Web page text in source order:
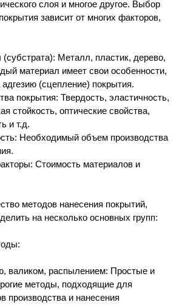
слоя и многое другое. Выбор
зависит от многих факторов,
Металл, пластик, дерево,
материал имеет свои особенности,
(сцепление) покрытия.
покрытия: Твердость, эластичность,
стойкость, оптические свойства,
и т.д.
Необходимый объем производства
Стоимость материалов и
методов нанесения покрытий,
на несколько основных групп:
валиком, распылением: Простые и
методы, подходящие для
производства и нанесения